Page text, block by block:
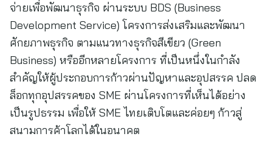
จ่ายเพื่อพัฒนาธุรกิจ ผ่านระบบ BDS (Business
Development Service) โครงการส่งเสริมและพัฒนา
ศักยภาพธุรกิจ ตามแนวทางธุรกิจสีเขียว (Green
Business) หรืออีกหลายโครงการ ที่เป็นหนึ่งในกำลัง
สำคัญให้ผู้ประกอบการก้าวผ่านปัญหาและอุปสรรค ปลด
ล็อกทุกอุปสรรคของ SME ผ่านโครงการที่เห็นได้อย่าง
เป็นรูปธรรม เพื่อให้ SME ไทยเติบโตและค่อยๆ ก้าวสู่
สนามการค้าโลกได้ในอนาคต